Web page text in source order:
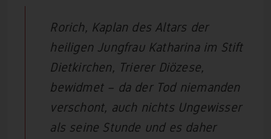
Rorich, Kaplan des Altars der
heiligen Jungfrau Katharina im Stift
Dietkirchen, Trierer Diözese,
bewidmet – da der Tod niemanden
verschont, auch nichts Ungewisser
als seine Stunde und es daher